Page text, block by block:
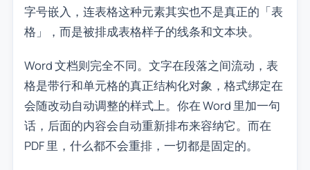
字号嵌入，连表格这种元素其实也不是真正的「表
格」，而是被排成表格样子的线条和文本块。
Word 文档则完全不同。文字在段落之间流动，表
格是带行和单元格的真正结构化对象，格式绑定在
会随改动自动调整的样式上。你在 Word 里加一句
话，后面的内容会自动重新排布来容纳它。而在
PDF 里，什么都不会重排，一切都是固定的。